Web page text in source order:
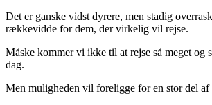
Det er ganske vidst dyrere, men stadig
rækkevidde for dem, der virkelig vil rejse.
Måske kommer vi ikke til at rejse så meget og
dag.
Men muligheden vil foreligge for en stor del af